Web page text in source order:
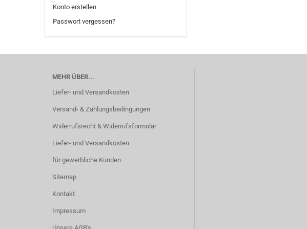
Konto erstellen
Passwort vergessen?
MEHR ÜBER...
Liefer- und Versandkosten
Versand- & Zahlungsbedingungen
Widerrufsrecht & Widerrufsformular
Liefer- und Versandkosten
für gewerbliche Kunden
Sitemap
Kontakt
Impressum